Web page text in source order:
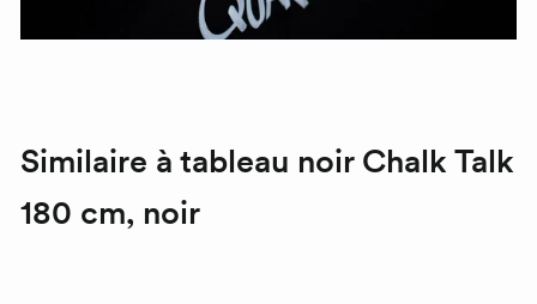
Similaire à tableau noir Chalk Talk
180 cm, noir